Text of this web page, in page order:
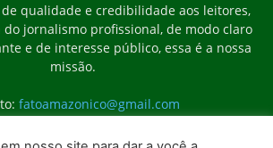
qualidade e credibilidade aos leitores,
jornalismo profissional, de modo claro
e de interesse público, essa é a nossa
missão.
fatoamazonico@gmail.com